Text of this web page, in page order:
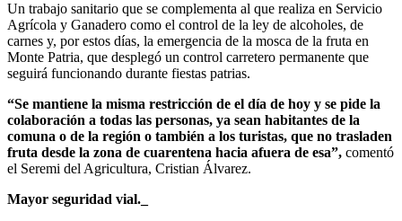
Un trabajo sanitario que se complementa al que realiza en Servicio
Agrícola y Ganadero como el control de la ley de alcoholes, de
carnes y, por estos días, la emergencia de la mosca de la fruta en
Monte Patria, que desplegó un control carretero permanente que
seguirá funcionando durante fiestas patrias.
“Se mantiene la misma restricción de el día de hoy y se pide la
colaboración a todas las personas, ya sean habitantes de la
comuna o de la región o también a los turistas, que no trasladen
fruta desde la zona de cuarentena hacia afuera de esa”, comentó
el Seremi del Agricultura, Cristian Álvarez.
Mayor seguridad vial._